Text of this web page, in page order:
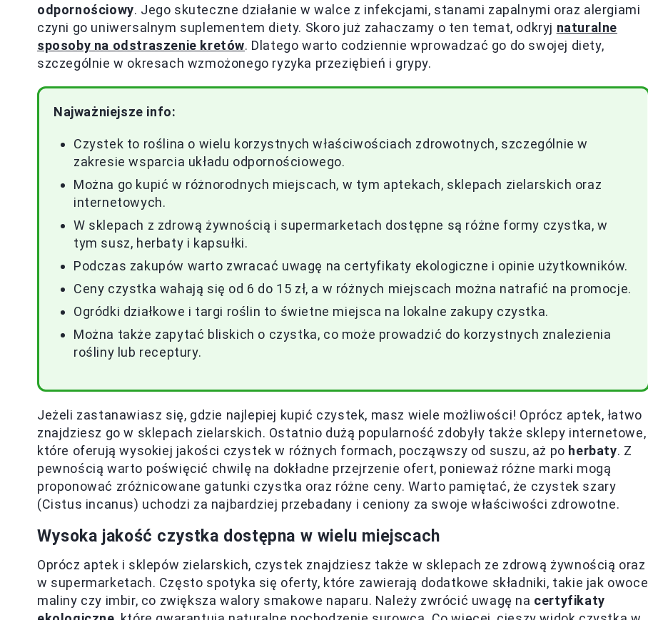
odpornościowy. Jego skuteczne działanie w walce z infekcjami, stanami zapalnymi oraz alergiami
czyni go uniwersalnym suplementem diety. Skoro już zahaczamy o ten temat, odkryj naturalne
sposoby na odstraszenie kretów. Dlatego warto codziennie wprowadzać go do swojej diety,
szczególnie w okresach wzmożonego ryzyka przeziębień i grypy.
Najważniejsze info:
Czystek to roślina o wielu korzystnych właściwościach zdrowotnych, szczególnie w
zakresie wsparcia układu odpornościowego.
Można go kupić w różnorodnych miejscach, w tym aptekach, sklepach zielarskich oraz
internetowych.
W sklepach z zdrową żywnością i supermarketach dostępne są różne formy czystka, w
tym susz, herbaty i kapsułki.
Podczas zakupów warto zwracać uwagę na certyfikaty ekologiczne i opinie użytkowników.
Ceny czystka wahają się od 6 do 15 zł, a w różnych miejscach można natrafić na promocje.
Ogródki działkowe i targi roślin to świetne miejsca na lokalne zakupy czystka.
Można także zapytać bliskich o czystka, co może prowadzić do korzystnych znalezienia
rośliny lub receptury.
Jeżeli zastanawiasz się, gdzie najlepiej kupić czystek, masz wiele możliwości! Oprócz aptek, łatwo
znajdziesz go w sklepach zielarskich. Ostatnio dużą popularność zdobyły także sklepy internetowe,
które oferują wysokiej jakości czystek w różnych formach, począwszy od suszu, aż po herbaty. Z
pewnością warto poświęcić chwilę na dokładne przejrzenie ofert, ponieważ różne marki mogą
proponować zróżnicowane gatunki czystka oraz różne ceny. Warto pamiętać, że czystek szary
(Cistus incanus) uchodzi za najbardziej przebadany i ceniony za swoje właściwości zdrowotne.
Wysoka jakość czystka dostępna w wielu miejscach
Oprócz aptek i sklepów zielarskich, czystek znajdziesz także w sklepach ze zdrową żywnością oraz
w supermarketach. Często spotyka się oferty, które zawierają dodatkowe składniki, takie jak owoce
maliny czy imbir, co zwiększa walory smakowe naparu. Należy zwrócić uwagę na certyfikaty